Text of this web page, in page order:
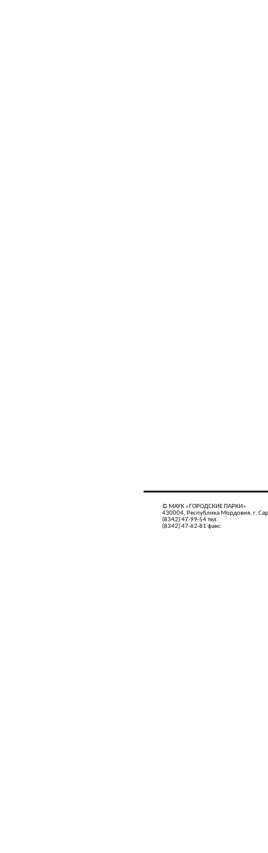
© МАУК «ГОРОДСКИЕ ПАРКИ»
430004, Республика Мордовия, г.
(8342) 47-99-54 тел.
(8342) 47-62-81 факс